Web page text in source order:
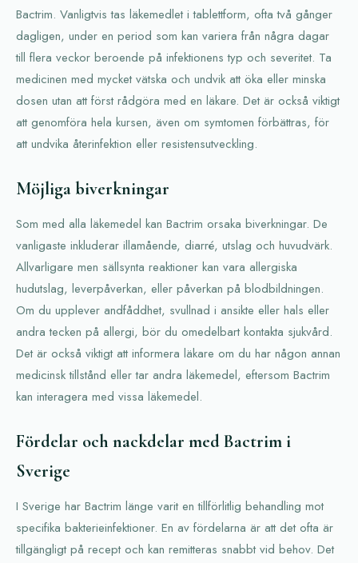
Bactrim. Vanligtvis tas läkemedlet i tablettform, ofta två gånger
dagligen, under en period som kan variera från några dagar
till flera veckor beroende på infektionens typ och severitet. Ta
medicinen med mycket vätska och undvik att öka eller minska
dosen utan att först rådgöra med en läkare. Det är också viktigt
att genomföra hela kursen, även om symtomen förbättras, för
att undvika återinfektion eller resistensutveckling.
Möjliga biverkningar
Som med alla läkemedel kan Bactrim orsaka biverkningar. De
vanligaste inkluderar illamående, diarré, utslag och huvudvärk.
Allvarligare men sällsynta reaktioner kan vara allergiska
hudutslag, leverpåverkan, eller påverkan på blodbildningen.
Om du upplever andfåddhet, svullnad i ansikte eller hals eller
andra tecken på allergi, bör du omedelbart kontakta sjukvård.
Det är också viktigt att informera läkare om du har någon annan
medicinsk tillstånd eller tar andra läkemedel, eftersom Bactrim
kan interagera med vissa läkemedel.
Fördelar och nackdelar med Bactrim i
Sverige
I Sverige har Bactrim länge varit en tillförlitlig behandling mot
specifika bakterieinfektioner. En av fördelarna är att det ofta är
tillgängligt på recept och kan remitteras snabbt vid behov. Det